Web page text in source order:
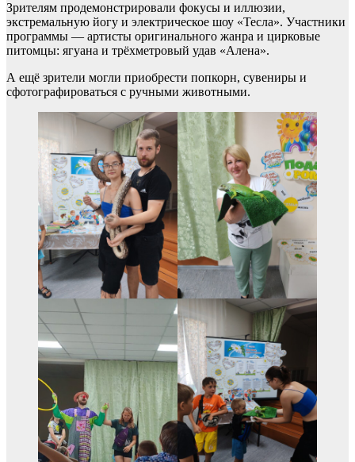
Зрителям продемонстрировали фокусы и иллюзии,
экстремальную йогу и электрическое шоу «Тесла». Участники
программы — артисты оригинального жанра и цирковые
питомцы: ягуана и трёхметровый удав «Алена».
А ещё зрители могли приобрести попкорн, сувениры и
сфотографироваться с ручными животными.